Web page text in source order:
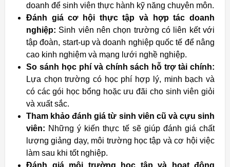
doanh để sinh viên thực hành kỹ năng chuyên môn.
Đánh giá cơ hội thực tập và hợp tác doanh
nghiệp: Sinh viên nên chọn trường có liên kết với
tập đoàn, start-up và doanh nghiệp quốc tế để nâng
cao kinh nghiệm và mạng lưới nghề nghiệp.
So sánh học phí và chính sách hỗ trợ tài chính:
Lựa chọn trường có học phí hợp lý, minh bạch và
có các gói học bổng hoặc ưu đãi cho sinh viên giỏi
và xuất sắc.
Tham khảo đánh giá từ sinh viên cũ và cựu sinh
viên: Những ý kiến thực tế sẽ giúp đánh giá chất
lượng giảng dạy, môi trường học tập và cơ hội việc
làm sau khi tốt nghiệp.
Đánh giá môi trường học tập và hoạt động